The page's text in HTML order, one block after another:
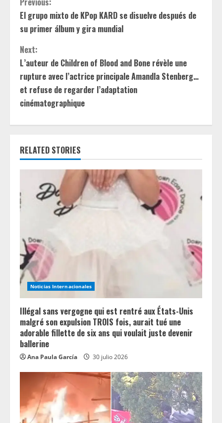
C
o
n
t
i
n
u
e
R
e
a
d
i
n
g
El grupo mixto de KPop KARD se disuelve después de
su primer álbum y gira mundial
Next:
L’auteur de Children of Blood and Bone révèle une
rupture avec l’actrice principale Amandla Stenberg…
et refuse de regarder l’adaptation
cinématographique
RELATED STORIES
Noticias Internacionales
Illégal sans vergogne qui est rentré aux États-Unis
malgré son expulsion TROIS fois, aurait tué une
adorable fillette de six ans qui voulait juste devenir
ballerine
Ana Paula García 30 julio 2026